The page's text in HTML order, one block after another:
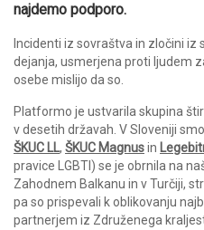
najdemo podporo.
Incidenti iz sovraštva in zločini iz
dejanja, usmerjena proti ljudem
osebe mislijo da so.
Platformo je ustvarila skupina
v desetih državah. V Sloveniji
ŠKUC LL, ŠKUC Magnusin
pravice LGBTI) se je obrnila na
Zahodnem Balkanu in v Turčiji,
pa so prispevali k oblikovanju
partnerjem iz Združenega